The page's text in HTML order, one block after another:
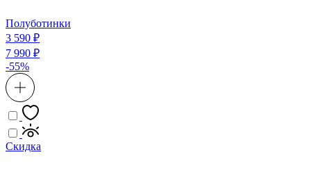
Полуботинки
3 590 ₽
7 990 ₽
-55%
Скидка